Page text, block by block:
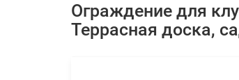
Ограждение для
Террасная доска,